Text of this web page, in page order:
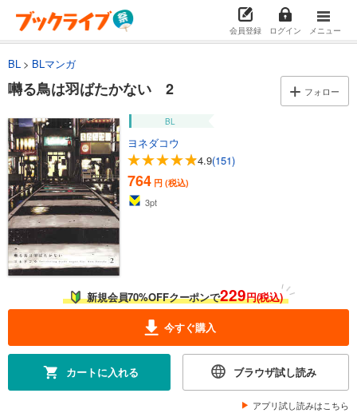
会員登録 ログイン メニュー
BL BLマンガ
囀る鳥は羽ばたかない 2 フォロー
BL
ヨネダコウ
4.9(151)
764 円 (税込)
3pt
新規会員70%OFFクーポンで229円(税込)
今すぐ購入
カートに入れる ブラウザ試し読み
アプリ試し読みはこちら